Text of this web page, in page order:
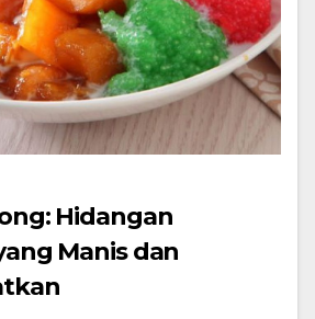
Hidangan
Manis dan